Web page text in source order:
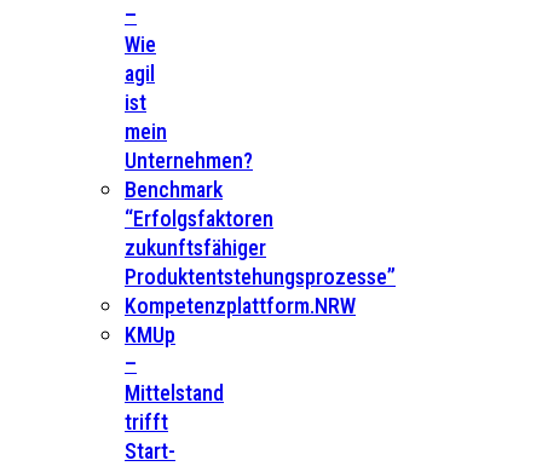
–
Wie
agil
ist
mein
Unternehmen?
Benchmark
“Erfolgsfaktoren
zukunftsfähiger
Produktentstehungsprozesse”
Kompetenzplattform.NRW
KMUp
–
Mittelstand
trifft
Start-